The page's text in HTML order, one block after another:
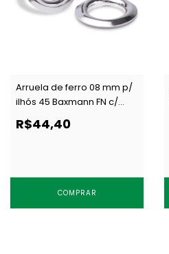
Arruela de ferro 08 mm p/
ilhós 45 Baxmann FN c/
1000 un
R$44,40
COMPRAR